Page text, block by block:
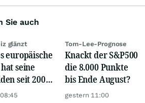
Sie auch
glänzt
europäische
seine
seit 2002
Tom-Lee-Prognose
Knackt der S&P500
die 8.000 Punkte
bis Ende August?
gestern 11:00